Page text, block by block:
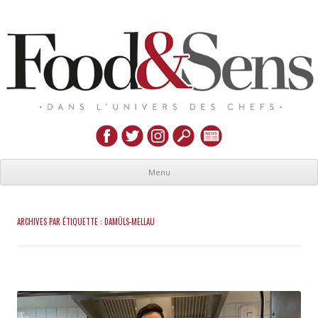
Menu
ARCHIVES PAR ÉTIQUETTE : DAMÜLS-MELLAU